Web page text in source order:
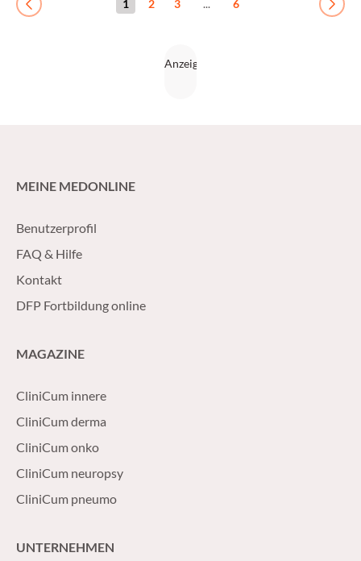
Previous 1 2 3 ... 6 Next
MEINE MEDONLINE
Benutzerprofil
FAQ & Hilfe
Kontakt
DFP Fortbildung online
MAGAZINE
CliniCum innere
CliniCum derma
CliniCum onko
CliniCum neuropsy
CliniCum pneumo
UNTERNEHMEN